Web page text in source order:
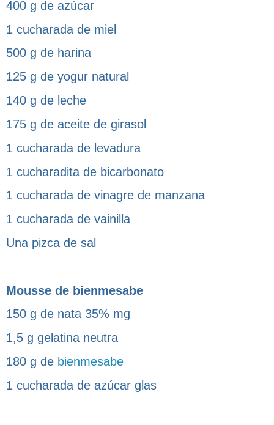
400 g de azúcar
1 cucharada de miel
500 g de harina
125 g de yogur natural
140 g de leche
175 g de aceite de girasol
1 cucharada de levadura
1 cucharadita de bicarbonato
1 cucharada de vinagre de manzana
1 cucharada de vainilla
Una pizca de sal
Mousse de bienmesabe
150 g de nata 35% mg
1,5 g gelatina neutra
180 g de bienmesabe
1 cucharada de azúcar glas